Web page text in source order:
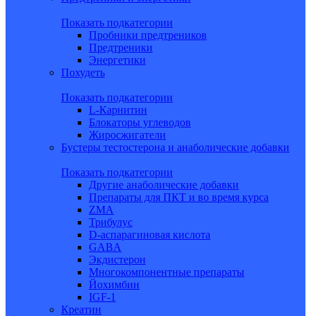
Показать подкатегории
Пробники предтреников
Предтреники
Энергетики
Похудеть
Показать подкатегории
L-Карнитин
Блокаторы углеводов
Жиросжигатели
Бустеры тестостерона и анаболические добавки
Показать подкатегории
Другие анаболические добавки
Препараты для ПКТ и во время курса
ZMA
Трибулус
D-аспарагиновая кислота
GABA
Экдистерон
Многокомпонентные препараты
Йохимбин
IGF-1
Креатин